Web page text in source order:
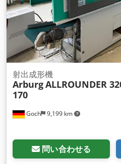
Goch 9,199 km
射出成形機
ArburgALLROUNDER
170
問い合わせる